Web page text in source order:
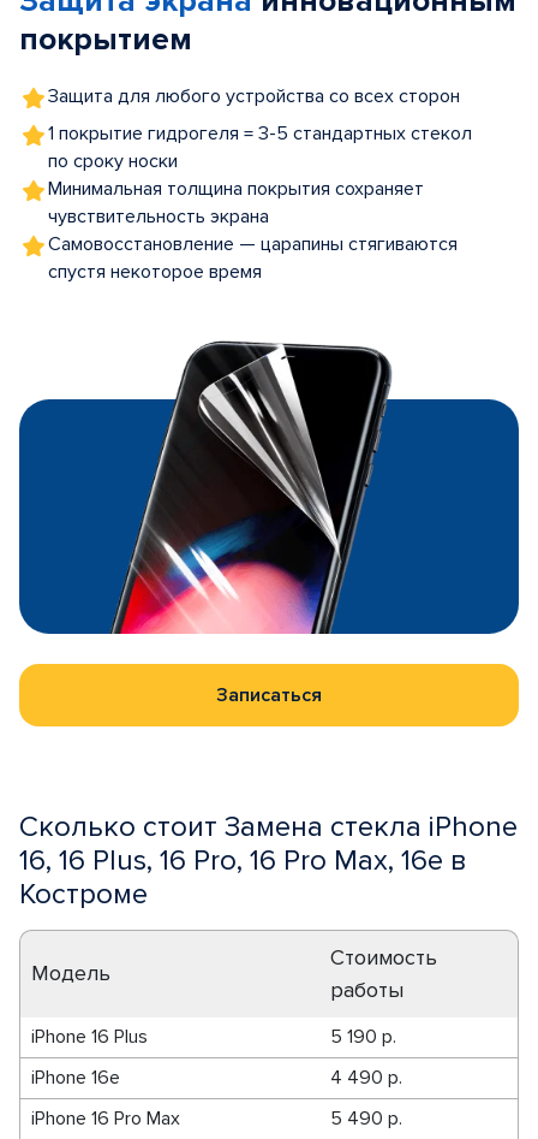
покрытием
Защита для любого устройства со всех сторон
1 покрытие гидрогеля = 3-5 стандартных стекол
по сроку носки
Минимальная толщина покрытия сохраняет
чувствительность экрана
Самовосстановление — царапины стягиваются
спустя некоторое время
Записаться
Сколько стоит Замена стекла iPhone
16, 16 Plus, 16 Pro, 16 Pro Max, 16e в
Костроме
Модель
Стоимость
работы
iPhone 16 Plus
5 190 р.
iPhone 16e
4 490 р.
iPhone 16 Pro Max
5 490 р.